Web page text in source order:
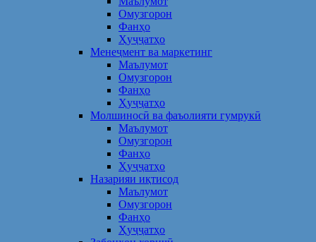
Омузгорон
Фанҳо
Ҳуҷҷатҳо
Менеҷмент ва маркетинг
Маълумот
Омузгорон
Фанҳо
Ҳуҷҷатҳо
Молшиносӣ ва фаъолияти гумрукӣ
Маълумот
Омузгорон
Фанҳо
Ҳуҷҷатҳо
Назарияи иқтисод
Маълумот
Омузгорон
Фанҳо
Ҳуҷҷатҳо